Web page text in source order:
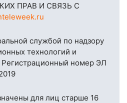
ПРАВ И СВЯЗЬ С
службой по надзору
технологий и
номер ЭЛ
для лиц старше 16